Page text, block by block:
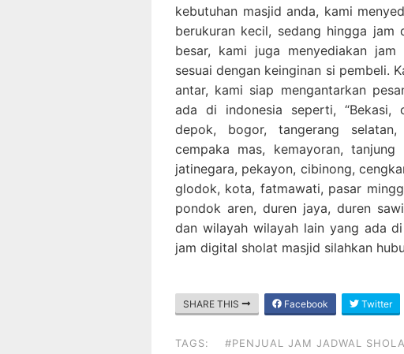
kebutuhan masjid anda, kami
berukuran kecil, sedang hingga
besar, kami juga menyediakan
sesuai dengan keinginan si pembeli.
antar, kami siap mengantarkan
ada di indonesia seperti, “Bekasi,
depok, bogor, tangerang
cempaka mas, kemayoran,
jatinegara, pekayon, cibinong,
glodok, kota, fatmawati, pasar
pondok aren, duren jaya, duren
dan wilayah wilayah lain yang ada
jam digital sholat masjid silahkan
SHARE THIS Facebook Twitter
TAGS:
#PENJUAL JAM JADWAL